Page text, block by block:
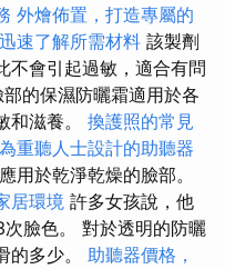
外燴佈置，打造專屬的
速了解所需材料 該製劑
不會引起過敏，適合有問
的保濕防曬霜適用於各
和滋養。 換護照的常見
重聽人士設計的助聽器
用於乾淨乾燥的臉部。
居環境 許多女孩說，他
臉色。 對於透明的防曬
的多少。 助聽器價格，